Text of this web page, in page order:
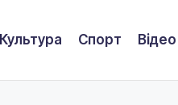
Культура Спорт Відео